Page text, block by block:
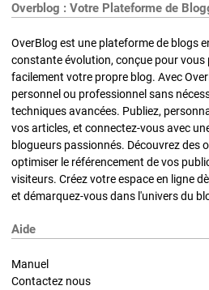
Overblog : Votre Plateforme de
OverBlog est une plateforme de blogs
constante évolution, conçue pour vous
facilement votre propre blog. Avec
personnel ou professionnel sans
techniques avancées. Publiez,
vos articles, et connectez-vous avec
blogueurs passionnés. Découvrez des
optimiser le référencement de vos
visiteurs. Créez votre espace en ligne
et démarquez-vous dans l'univers du
Aide
Manuel
Contactez nous